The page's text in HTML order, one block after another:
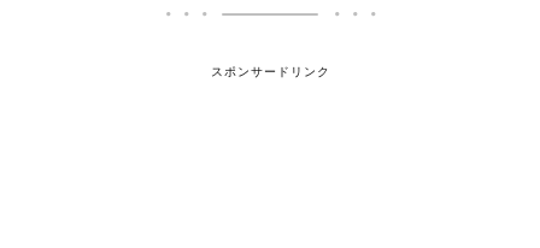
スポンサードリンク